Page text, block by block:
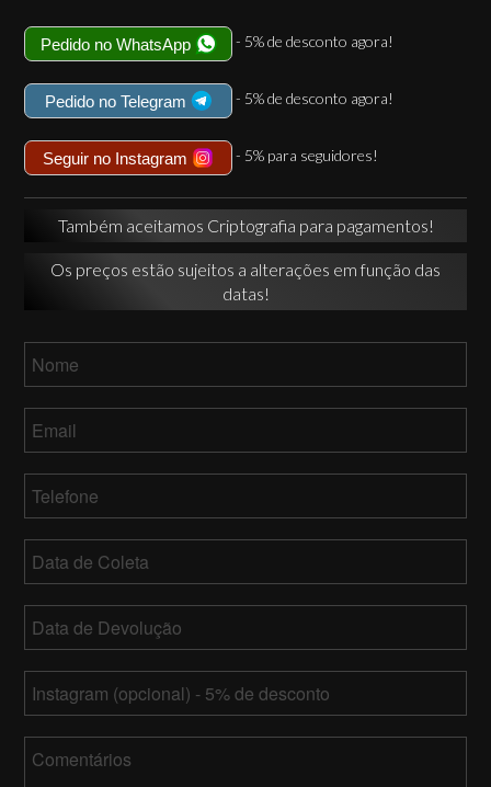
Pedido no WhatsApp - 5% de desconto agora!
Pedido no Telegram - 5% de desconto agora!
Seguir no Instagram - 5% para seguidores!
Também aceitamos Criptografia para pagamentos!
Os preços estão sujeitos a alterações em função das
datas!
de
barra
barra
YY
de
barra
barra
YY